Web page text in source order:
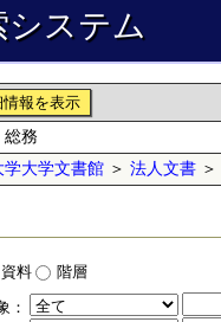
システム
情報を表示
総務
学大学文書館 ＞ 法人文書 ＞
資料 階層
：